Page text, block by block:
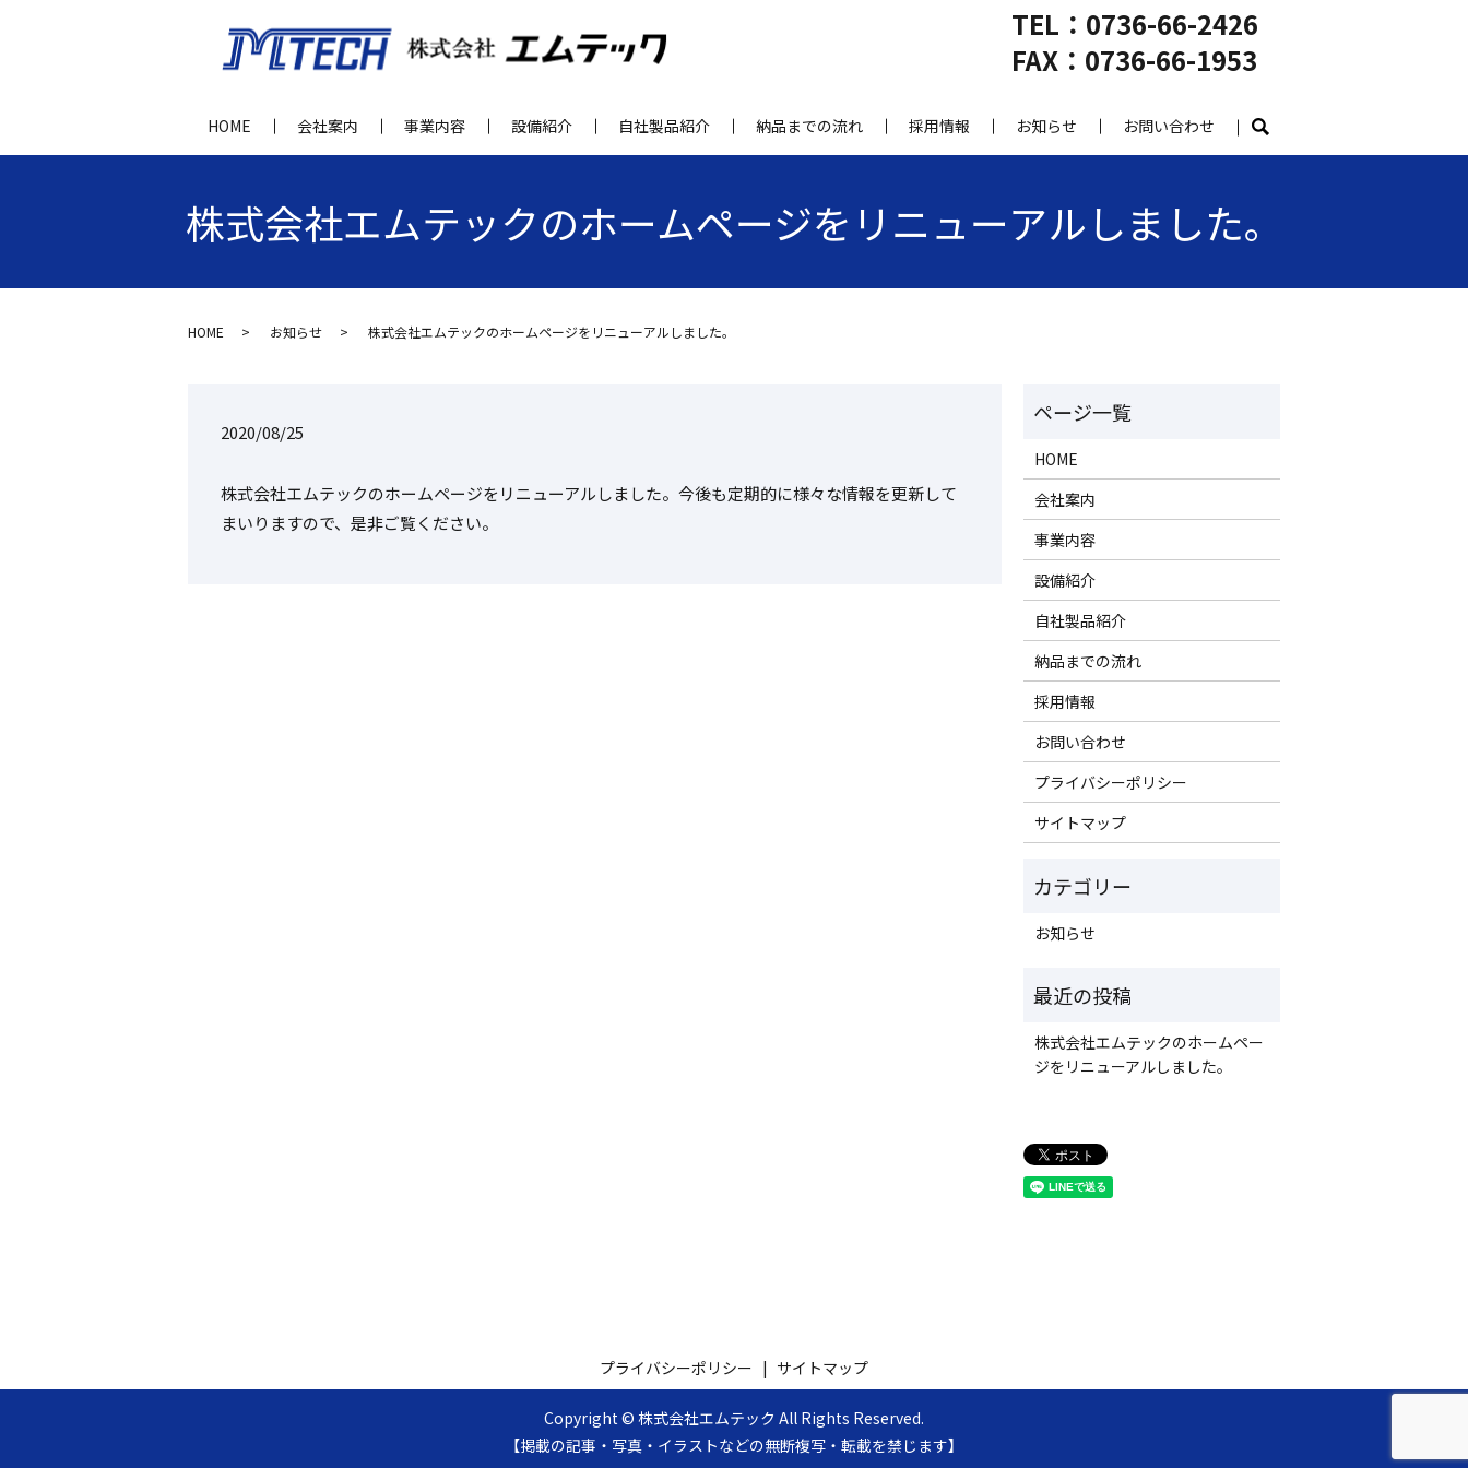
TEL：0736-66-2426
FAX：0736-66-1953
HOME 会社案内 事業内容 設備紹介 自社製品紹介 納品までの流れ 採用情報 お知らせ お問い合わせ
株式会社エムテックのホームページをリニューアルしました。
HOME お知らせ 株式会社エムテックのホームページをリニューアルしました。
2020/08/25
株式会社エムテックのホームページをリニューアルしました。今後も定期的に様々な情報を更新して
まいりますので、是非ご覧ください。
HOME
会社案内
事業内容
設備紹介
自社製品紹介
納品までの流れ
採用情報
お問い合わせ
プライバシーポリシー
サイトマップ
お知らせ
株式会社エムテックのホームペー
ジをリニューアルしました。
プライバシーポリシー サイトマップ
Copyright © 株式会社エムテック All Rights Reserved.
【掲載の記事・写真・イラストなどの無断複写・転載を禁じます】